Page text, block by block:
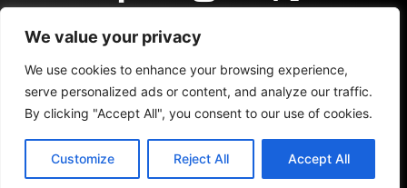
We value your privacy
We use cookies to enhance your browsing experience,
serve personalized ads or content, and analyze our traffic.
By clicking "Accept All", you consent to our use of cookies.
Customize Reject All Accept All
KONTAKT INFORMACIJE
IMPRESSUM MARKETING REZULTATI